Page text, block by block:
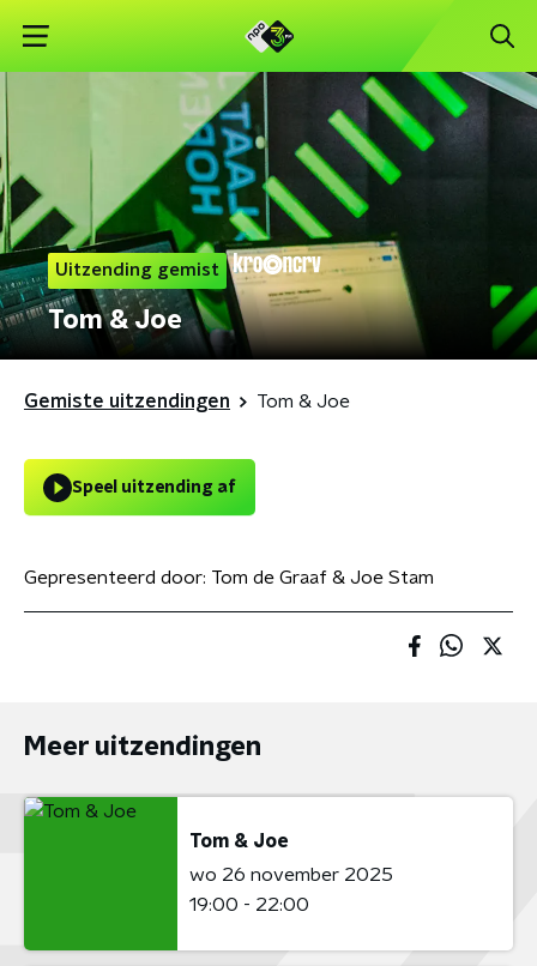
Uitzending gemist
Tom & Joe
Gemiste uitzendingen Tom & Joe
Speel uitzending af
Gepresenteerd door: Tom de Graaf & Joe Stam
Meer uitzendingen
Tom & Joe
wo 26 november 2025
19:00 - 22:00